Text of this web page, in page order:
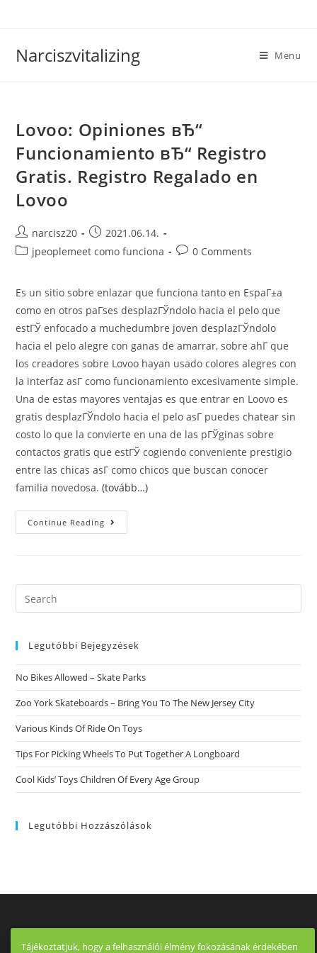
Narciszvitalizing Menu
Lovoo: Opiniones вЂ“
Funcionamiento вЂ“ Registro
Gratis. Registro Regalado en
Lovoo
Post
author:
narcisz20
Post
published:
2021.06.14.
Postjpeoplemeet como funciona
Post0 Comments
Es un sitio sobre enlazar que funciona tanto en EspaГ±a
como en otros paГ­ses desplazГЎndolo hacia el pelo que
estГЎ enfocado a muchedumbre joven desplazГЎndolo
hacia el pelo alegre con ganas de amarrar, sobre ahГ­ que
los creadores sobre Lovoo hayan usado colores alegres con
la interfaz asГ­ como funcionamiento excesivamente simple.
Una de estas mayores ventajas es que entrar en Loovo es
gratis desplazГЎndolo hacia el pelo asГ­ puedes chatear sin
costo lo que la convierte en una de las pГЎginas sobre
contactos gratis que estГЎ cogiendo conveniente prestigio
entre las chicas asГ­ como chicos que buscan conocer
familia novedosa.(tovább…)
Continue Reading Lovoo:
Opiniones
Gratis.
En
Search
this
Legutóbbi Bejegyzések
No Bikes Allowed – Skate Parks
Zoo York Skateboards – Bring You To The New Jersey City
Various Kinds Of Ride On Toys
Tips For Picking Wheels To Put Together A Longboard
Cool Kids’ Toys Children Of Every Age Group
Legutóbbi Hozzászólások
Tájékoztatjuk, hogy a felhasználói élmény fokozásának érdekében